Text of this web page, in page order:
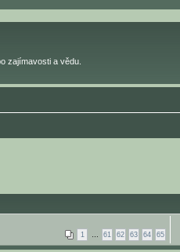
zajímavosti a vědu.
1 61 62 63 64 65